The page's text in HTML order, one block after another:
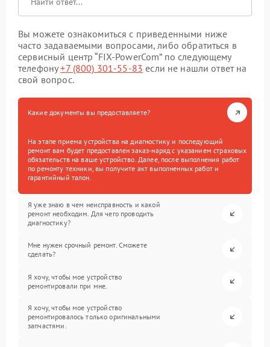
Вы можете ознакомиться с приведенными ниже
часто задаваемыми вопросами, либо обратиться в
сервисный центр “FIX-PowerCom” по следующему
телефону+7 (800) 301-55-83 если не нашли ответ на
свой вопрос.
Какие документы вы предоставляете?
На этапе приема устройства на диагностику и последующий
ремонт вам будет предоставлен заказ-наряд с указанием страховых
обязательств на ваше устройство. Далее, после выполнения работ
по ремонту техники, вы получите акт выполненных работ и
гарантийный талон.
Я уже знаю в чем неисправность и какой
ремонт необходим. Для чего проводить
диагностику?
Мне нужен срочный ремонт. Сможете
сделать?
Я хочу, чтобы мое устройство
ремонтировали при мне.
Я хочу, чтобы мое устройство
ремонтировалось только оригинальными
запчастями.